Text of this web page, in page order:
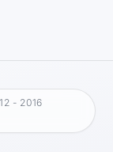
- 2016